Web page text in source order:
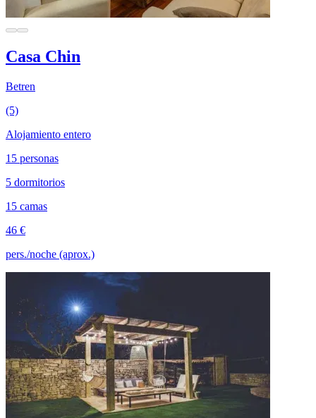
Casa Chin
Betren
(5)
Alojamiento entero
15 personas
5 dormitorios
15 camas
46 €
pers./noche (aprox.)